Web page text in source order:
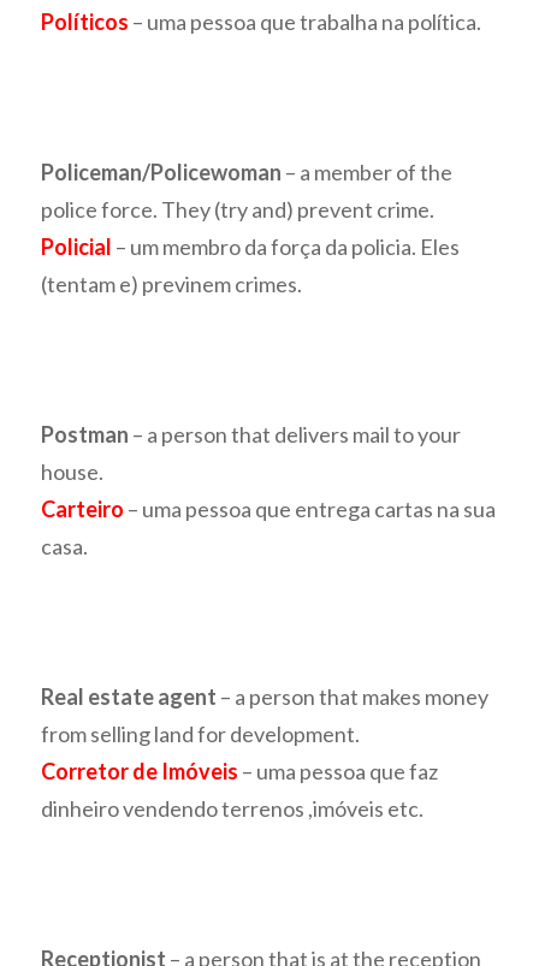
Políticos – uma pessoa que trabalha na política.
Policeman/Policewoman – a member of the
police force. They (try and) prevent crime.
Policial – um membro da força da policia. Eles
(tentam e) previnem crimes.
Postman – a person that delivers mail to your
house.
Carteiro – uma pessoa que entrega cartas na sua
casa.
Real estate agent – a person that makes money
from selling land for development.
Corretor de Imóveis – uma pessoa que faz
dinheiro vendendo terrenos ,imóveis etc.
Receptionist – a person that is at the reception